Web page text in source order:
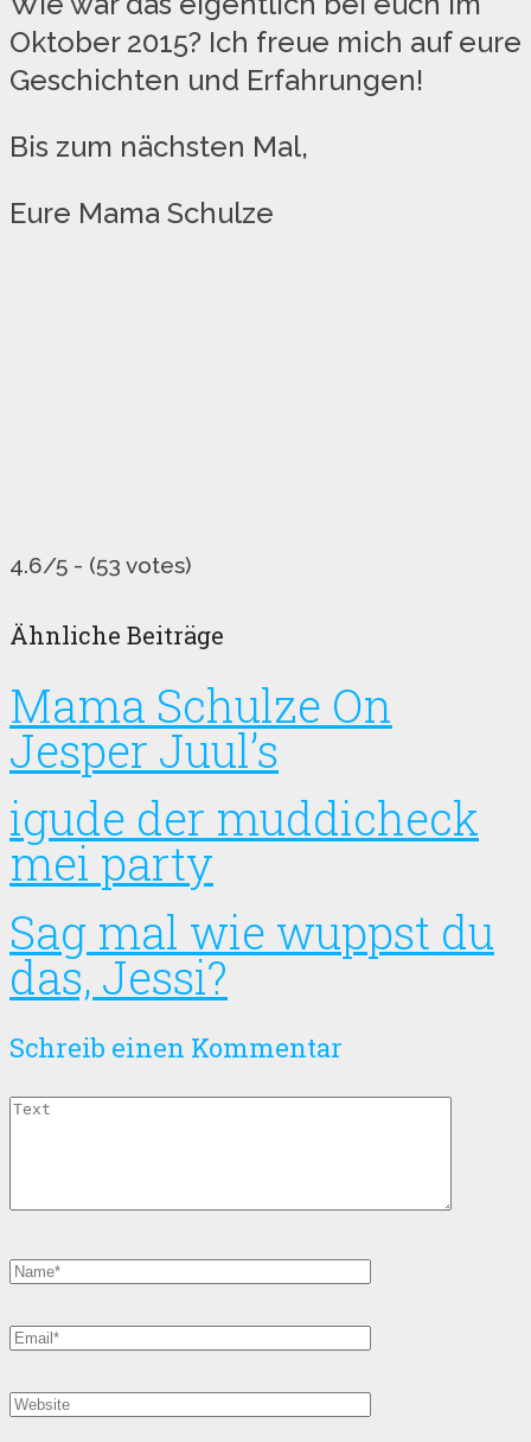
Oktober 2015? Ich freue mich auf eure
Geschichten und Erfahrungen!
Bis zum nächsten Mal,
Eure Mama Schulze
4.6/5 - (53 votes)
Ähnliche Beiträge
Mama Schulze On
Jesper Juul’s
igude der muddicheck
mei party
Sag mal wie wuppst du
das, Jessi?
Schreib einen Kommentar